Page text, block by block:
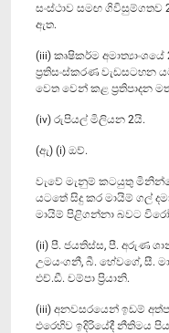
සංස්ථාව සමඟ ගිවිසුම්ගතව
ඇත.
(iii) කෘෂිකර්ම
ප්‍රතිසංස්කරණ වැඩසටහන
වෙත වෙන් කළ ප්‍රතිපාදන
(iv) රුපියල් මිලියන 2යි.
(ඇ) (i) ඔව්.
වැවේ මැනුම් කටයුතු
යටතේ සිදු කර මායිම් ගල්
මායිම් පිළිගන්නා බවට
(ii) පී. ජයතිස්ස, පී. අරුණ
උමයංගනී, බී. හේවගේ, සී.
එච්.ඩී. චම්පා ප්‍රියානි.
(iii) අනවසරයෙන් ඉඩම්
එරෙහිව ඉදිරියේදී නීතිමය